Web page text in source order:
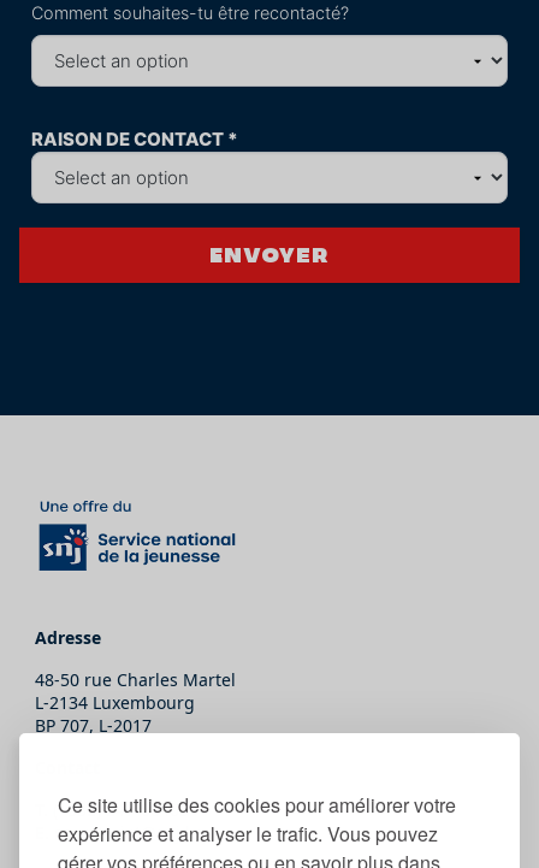
Ce site utilise des cookies pour améliorer votre
expérience et analyser le trafic. Vous pouvez
Comment souhaites-tu être recontacté?
RAISON DE CONTACT *
Envoyer
Adresse
48-50 rue Charles Martel
L-2134 Luxembourg
BP 707, L-2017
(+352) 247-86465
secretariat@snj.lu